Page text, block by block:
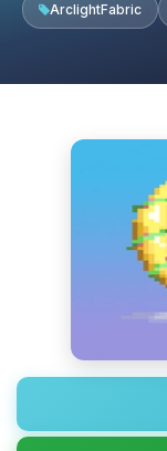
ArclightFabric